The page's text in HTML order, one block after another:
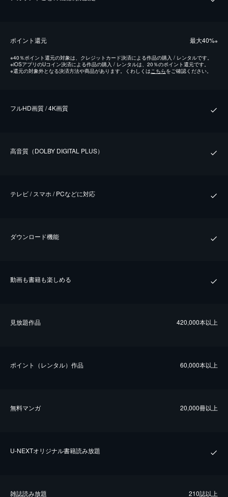
ポイント還元 最⼤40%※
※40％ポイント還元の対象は、クレジットカード決済による作品の購入 / レンタルです。
※iOSアプリのUコイン決済による作品の購入 / レンタルは、20％のポイント還元です。
※還元の対象外となる決済方法や商品があります。くわしくはこちらをご確認ください。
フルHD画質 / 4K画質
⾼⾳質（DOLBY DIGITAL PLUS）
テレビ / スマホ / PCなどに対応
ダウンロード機能
動画も書籍も楽しめる
⾒放題作品 420,000本以上
ポイント（レンタル）作品 60,000本以上
無料マンガ 20,000冊以上
U-NEXTオリジナル書籍読み放題
雑誌読み放題 210誌以上